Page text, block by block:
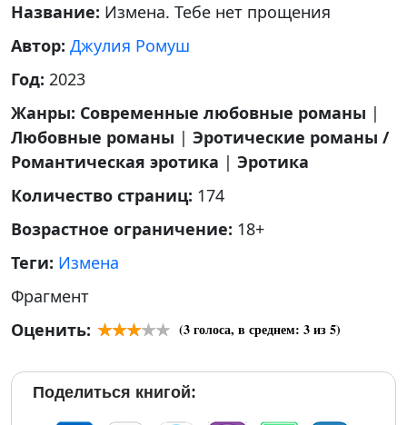
Название: Измена. Тебе нет прощения
Автор: Джулия Ромуш
Год: 2023
Жанры: Современные любовные романы |
Любовные романы | Эротические романы /
Романтическая эротика | Эротика
Количество страниц: 174
Возрастное ограничение: 18+
Теги: Измена
Фрагмент
Оценить:
(3голоса, в среднем: 3из 5)
Поделиться книгой: